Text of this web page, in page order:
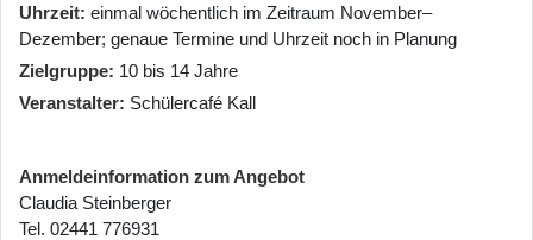
Uhrzeit einmal wöchentlich im Zeitraum November–
Dezember; genaue Termine und Uhrzeit noch in Planung
Zielgruppe 10 bis 14 Jahre
Veranstalter Schülercafé Kall
Anmeldeinformation zum Angebot
Claudia Steinberger
Tel. 02441 776931